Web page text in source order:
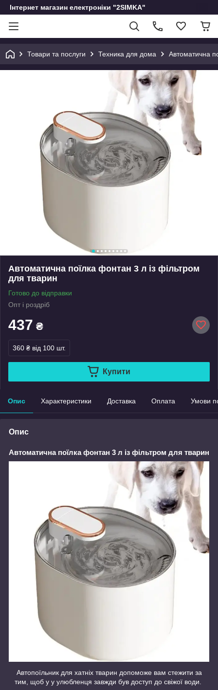
Інтернет магазин електроніки "2SIMKA"
Товари та послуги Техника для дома Автоматична
Автоматична поїлка фонтан 3 л із фільтром
для тварин
Готово до відправки
Опт і роздріб
437 ₴
360 ₴ від 100 шт.
Купити
Опис Характеристики Доставка Оплата Умови
Опис
Автоматична поїлка фонтан 3 л із фільтром для тварин
Автопоїльник для хатніх тварин допоможе вам стежити за
тим, щоб у у улюбленця завжди був доступ до свіжої води.